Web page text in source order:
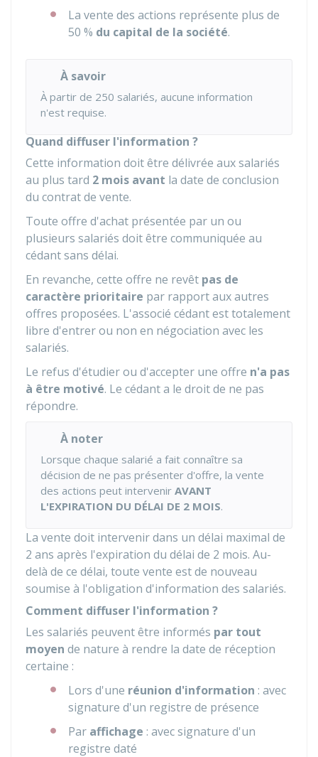
La vente des actions représente plus de
50 % du capital de la société.
À savoir
À partir de 250 salariés, aucune information
n'est requise.
Quand diffuser l'information ?
Cette information doit être délivrée aux salariés
au plus tard 2 mois avant la date de conclusion
du contrat de vente.
Toute offre d'achat présentée par un ou
plusieurs salariés doit être communiquée au
cédant sans délai.
En revanche, cette offre ne revêt pas de
caractère prioritaire par rapport aux autres
offres proposées. L'associé cédant est totalement
libre d'entrer ou non en négociation avec les
salariés.
Le refus d'étudier ou d'accepter une offre n'a pas
à être motivé. Le cédant a le droit de ne pas
répondre.
À noter
Lorsque chaque salarié a fait connaître sa
décision de ne pas présenter d'offre, la vente
des actions peut intervenir AVANT
L'EXPIRATION DU DÉLAI DE 2 MOIS.
La vente doit intervenir dans un délai maximal de
2 ans après l'expiration du délai de 2 mois. Au-
delà de ce délai, toute vente est de nouveau
soumise à l'obligation d'information des salariés.
Comment diffuser l'information ?
Les salariés peuvent être informés par tout
moyen de nature à rendre la date de réception
certaine :
Lors d'une réunion d'information : avec
signature d'un registre de présence
Par affichage : avec signature d'un
registre daté